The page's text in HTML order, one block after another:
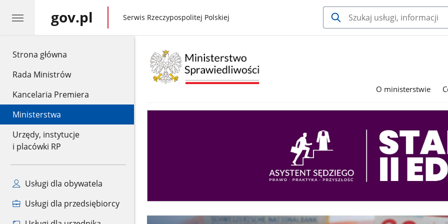
Strona główna
Rada Ministrów
Kancelaria Premiera
Ministerstwa
Urzędy, instytucje
i placówki RP
Usługi dla obywatela
Usługi dla przedsiębiorcy
gov.pl gov.pl
Serwis Rzeczypospolitej Polskiej
O ministerstwie